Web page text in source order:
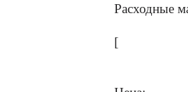
Расходные
[